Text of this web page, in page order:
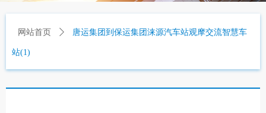
网站首页 ꄲ 唐运集团到保运集团涞源汽车站观摩交流智慧车
站(1)